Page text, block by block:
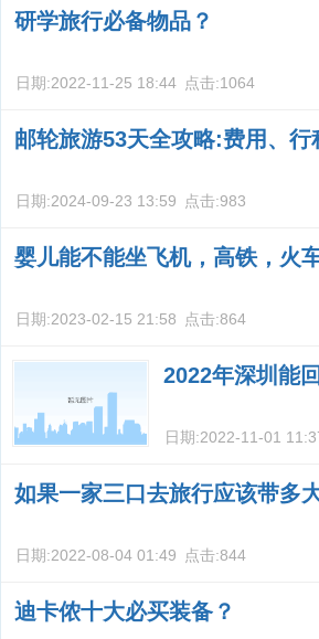
研学旅行必备物品？
日期:2022-11-25 18:44 点击:1064
邮轮旅游53天全攻略:费用、
日期:2024-09-23 13:59 点击:983
婴儿能不能坐飞机，高铁，火
日期:2023-02-15 21:58 点击:864
2022年深圳能
日期:2022-11-01
如果一家三口去旅行应该带多
日期:2022-08-04 01:49 点击:844
迪卡侬十大必买装备？